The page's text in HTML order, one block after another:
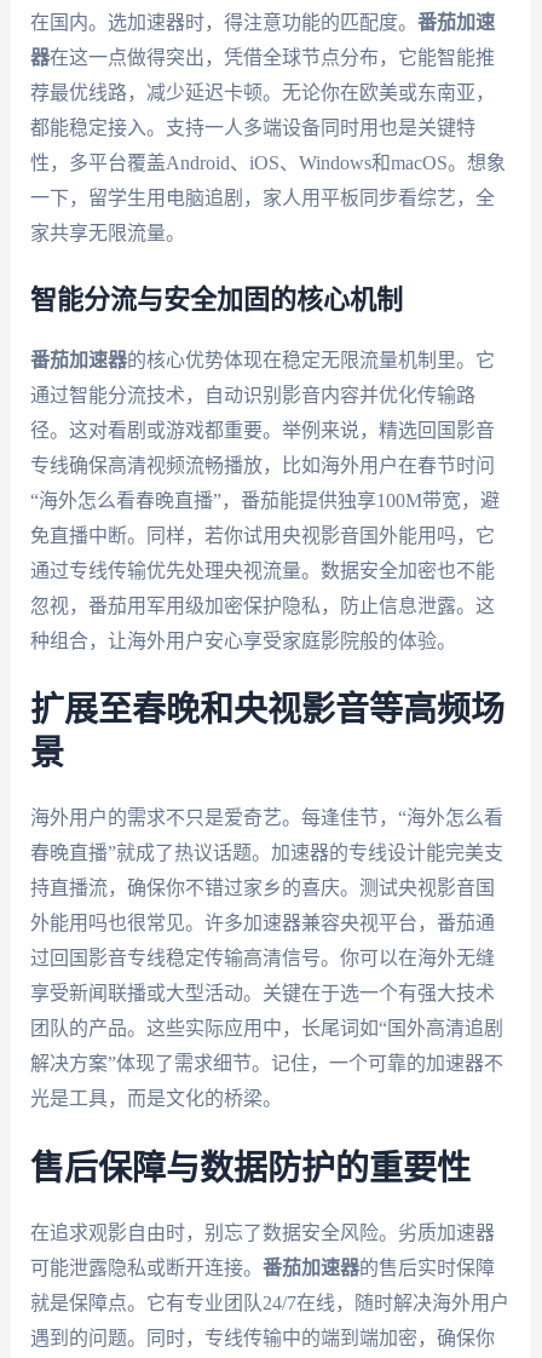
在国内。选加速器时，得注意功能的匹配度。 番茄加速
器在这一点做得突出，凭借全球节点分布，它能智能推
荐最优线路，减少延迟卡顿。无论你在欧美或东南亚，
都能稳定接入。支持一人多端设备同时用也是关键特
性，多平台覆盖Android、iOS、Windows和macOS。想象
一下，留学生用电脑追剧，家人用平板同步看综艺，全
家共享无限流量。
智能分流与安全加固的核心机制
番茄加速器的核心优势体现在稳定无限流量机制里。它
通过智能分流技术，自动识别影音内容并优化传输路
径。这对看剧或游戏都重要。举例来说，精选回国影音
专线确保高清视频流畅播放，比如海外用户在春节时问
“海外怎么看春晚直播”，番茄能提供独享100M带宽，避
免直播中断。同样，若你试用央视影音国外能用吗，它
通过专线传输优先处理央视流量。数据安全加密也不能
忽视，番茄用军用级加密保护隐私，防止信息泄露。这
种组合，让海外用户安心享受家庭影院般的体验。
扩展至春晚和央视影音等高频场
景
海外用户的需求不只是爱奇艺。每逢佳节，“海外怎么看
春晚直播”就成了热议话题。加速器的专线设计能完美支
持直播流，确保你不错过家乡的喜庆。测试央视影音国
外能用吗也很常见。许多加速器兼容央视平台，番茄通
过回国影音专线稳定传输高清信号。你可以在海外无缝
享受新闻联播或大型活动。关键在于选一个有强大技术
团队的产品。这些实际应用中，长尾词如“国外高清追剧
解决方案”体现了需求细节。记住，一个可靠的加速器不
光是工具，而是文化的桥梁。
售后保障与数据防护的重要性
在追求观影自由时，别忘了数据安全风险。劣质加速器
可能泄露隐私或断开连接。 番茄加速器的售后实时保障
就是保障点。它有专业团队24/7在线，随时解决海外用户
遇到的问题。同时，专线传输中的端到端加密，确保你